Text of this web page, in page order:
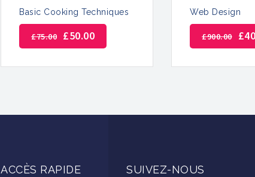
Basic Cooking Techniques
£75.00 £50.00
Web Design
£900.00 £
ACCÈS RAPIDE SUIVEZ-NOUS